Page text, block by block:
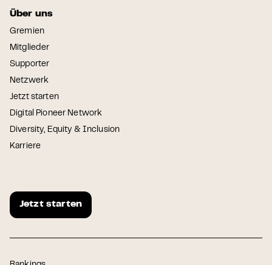
Über uns
Gremien
Mitglieder
Supporter
Netzwerk
Jetzt starten
Digital Pioneer Network
Diversity, Equity & Inclusion
Karriere
Jetzt starten